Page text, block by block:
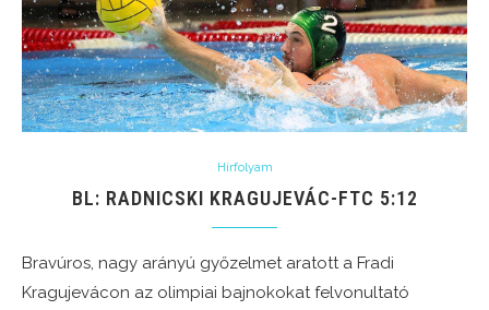
Hírfolyam
BL: RADNICSKI KRAGUJEVÁC-FTC 5:12
Bravúros, nagy arányú győzelmet aratott a Fradi
Kragujevácon az olimpiai bajnokokat felvonultató